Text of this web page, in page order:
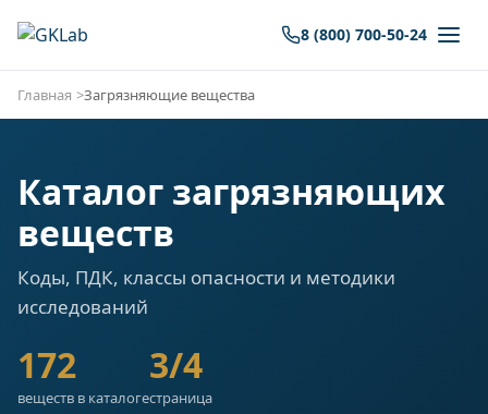
8 (800) 700-50-24
Главная Загрязняющие вещества
Каталог загрязняющих
веществ
Коды, ПДК, классы опасности и методики
исследований
172
веществ в каталоге
3/4
страница